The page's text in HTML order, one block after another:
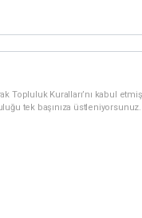
Topluluk Kuralları’nı kabul
tek başınıza